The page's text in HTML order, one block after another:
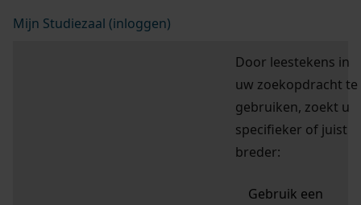
Mijn Studiezaal (inloggen)
Door leestekens in
uw zoekopdracht te
gebruiken, zoekt u
specifieker of juist
breder:
Gebruik een